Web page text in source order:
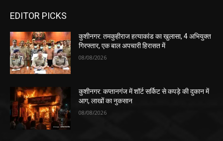
EDITOR PICKS
कुशीनगर: तमकुहीराज हत्याकांड का खुलासा, 4 अभियुक्त
गिरफ्तार, एक बाल अपचारी हिरासत में
08/08/2026
कुशीनगर: कप्तानगंज में शॉर्ट सर्किट से कपड़े की दुकान में
आग, लाखों का नुकसान
08/08/2026